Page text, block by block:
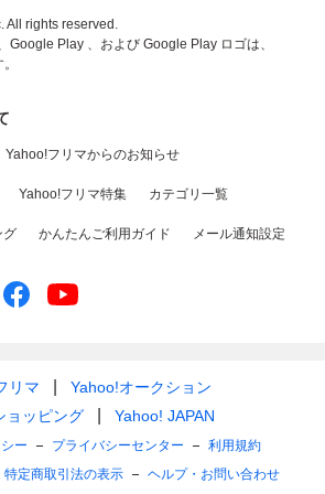
All rights reserved.
Google Play 、および Google Play ロゴは、
Yahoo!フリマからのお知らせ
Yahoo!フリマ特集 カテゴリ一覧
グ かんたんご利用ガイド メール通知設定
リマ
Yahoo!オークション
ョッピング
Yahoo! JAPAN
ー プライバシーセンター
利用規約
特定商取引法の表示
ヘルプ・お問い合わせ